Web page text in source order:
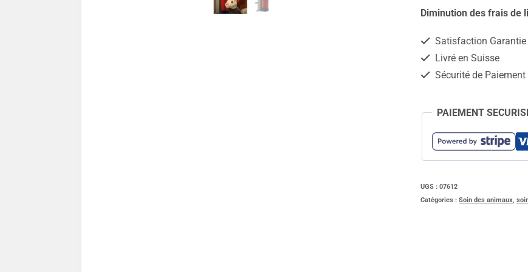
BROSSE
VACHE
Diminution des frais de
Satisfaction Garantie
Livré en Suisse
Sécurité de Paiement
PAIEMENT
UGS :07612
Catégories :Soin des animaux ,